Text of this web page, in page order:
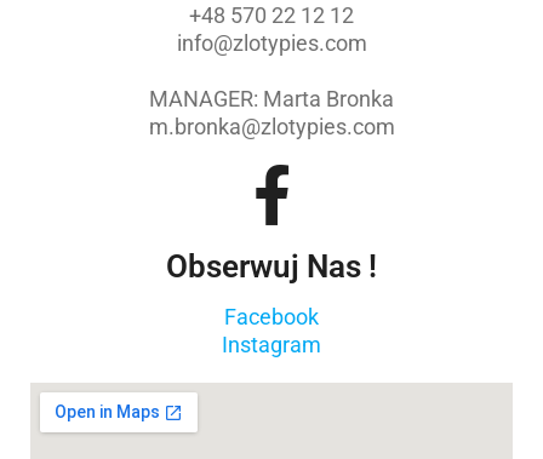
+48 570 22 12 12
info@zlotypies.com
MANAGER: Marta Bronka
m.bronka@zlotypies.com
Obserwuj Nas !
Facebook
Instagram